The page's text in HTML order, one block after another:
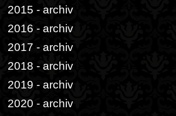
2015 - archiv
2016 - archiv
2017 - archiv
2018 - archiv
2019 - archiv
2020 - archiv